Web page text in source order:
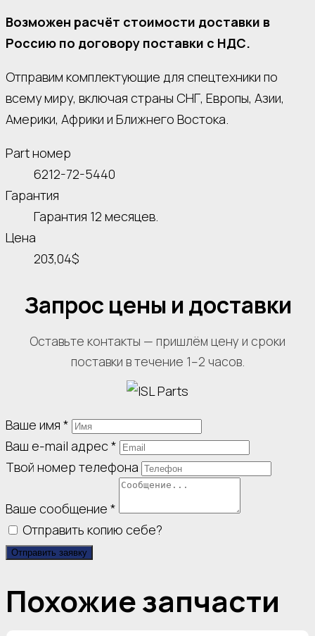
Возможен расчёт стоимости доставки в
Россию по договору поставки с НДС.
Отправим комплектующие для спецтехники по
всему миру, включая страны СНГ, Европы, Азии,
Америки, Африки и Ближнего Востока.
Part номер
6212-72-5440
Гарантия
Гарантия 12 месяцев.
Цена
203,04$
Запрос цены и доставки
Оставьте контакты — пришлём цену и сроки
поставки в течение 1–2 часов.
Ваше имя *
Ваш e-mail адрес*
Твой номер телефона
Ваше сообщение *
Отправить копию себе?
Отправить заявку
Похожие запчасти